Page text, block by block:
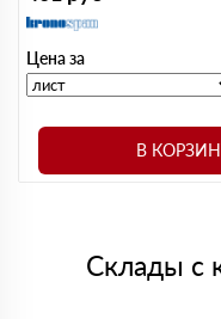
Цена за
В
Склады с